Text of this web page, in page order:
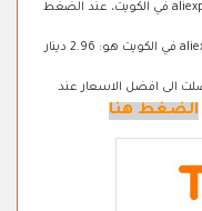
تسوق سماعات اذن شاومي J18 من aliexpress في الكويت، عند الضغط
سعر سماعات اذن شاومي J18 من aliexpress في الكويت هو: 2.96 دينار
الى افضل الاسعار عند
الضغط هنا